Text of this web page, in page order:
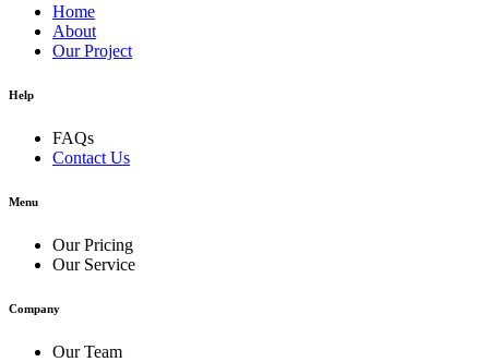
Home
About
Our Project
Help
FAQs
Contact Us
Menu
Our Pricing
Our Service
Company
Our Team